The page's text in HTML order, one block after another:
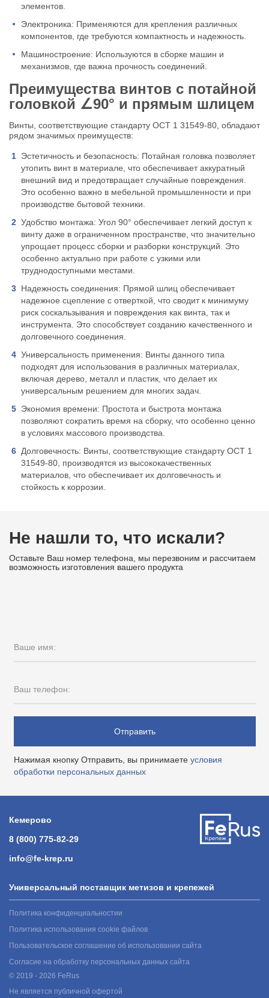
элементов.
Электроника: Применяются для крепления различных
компонентов, где требуются компактность и надежность.
Машиностроение: Используются в сборке машин и
механизмов, где важна прочность соединений.
Преимущества винтов с потайной
головкой ∠90° и прямым шлицем
Винты, соответствующие стандарту ОСТ 1 31549-80, обладают
рядом значимых преимуществ:
Эстетичность и безопасность: Потайная головка позволяет
утопить винт в материале, что обеспечивает аккуратный
внешний вид и предотвращает случайные повреждения.
Это особенно важно в мебельной промышленности и при
производстве бытовой техники.
Удобство монтажа: Угол 90° обеспечивает легкий доступ к
винту даже в ограниченном пространстве, что значительно
упрощает процесс сборки и разборки конструкций. Это
особенно актуально при работе с узкими или
труднодоступными местами.
Надежность соединения: Прямой шлиц обеспечивает
надежное сцепление с отверткой, что сводит к минимуму
риск соскальзывания и повреждения как винта, так и
инструмента. Это способствует созданию качественного и
долговечного соединения.
Универсальность применения: Винты данного типа
подходят для использования в различных материалах,
включая дерево, металл и пластик, что делает их
универсальным решением для многих задач.
Экономия времени: Простота и быстрота монтажа
позволяют сократить время на сборку, что особенно ценно
в условиях массового производства.
Долговечность: Винты, соответствующие стандарту ОСТ 1
31549-80, производятся из высококачественных
материалов, что обеспечивает их долговечность и
стойкость к коррозии.
Не нашли то, что искали?
Оставьте Ваш номер телефона, мы перезвоним и рассчитаем
возможность изготовления вашего продукта
Ваше имя:
Ваш телефон:
Отправить
Нажимая кнопку Отправить, вы принимаете условия
обработки персональных данных
Кемерово
8 (800) 775-82-29
info@fe-krep.ru
Универсальный поставщик метизов и крепежей
Политика конфиденциальностии
Политика использования cookie файлов
Пользовательское соглашение об использовании сайта
Согласие на обработку персональных данных сайта
© 2019 - 2026 FeRus
Не является публичной офертой